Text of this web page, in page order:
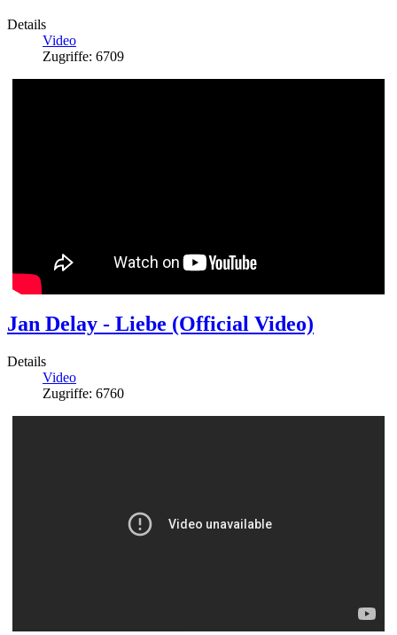
Details
Video
Zugriffe: 6709
Jan Delay - Liebe (Official Video)
Details
Video
Zugriffe: 6760